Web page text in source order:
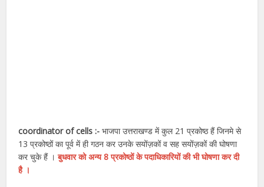
coordinator of cells :-भाजपा उत्तराखण्ड में कुल 21 प्रकोष्ठ हैं जिनमे से
13 प्रकोष्ठों का पूर्व में ही गठन कर उनके सयोंज़कों व सह सयोंज़कों की घोषणा
कर चुके हैं ।बुधवार को अन्य 8 प्रकोष्ठों के पदाधिकारियों की भी घोषणा कर दी
है ।